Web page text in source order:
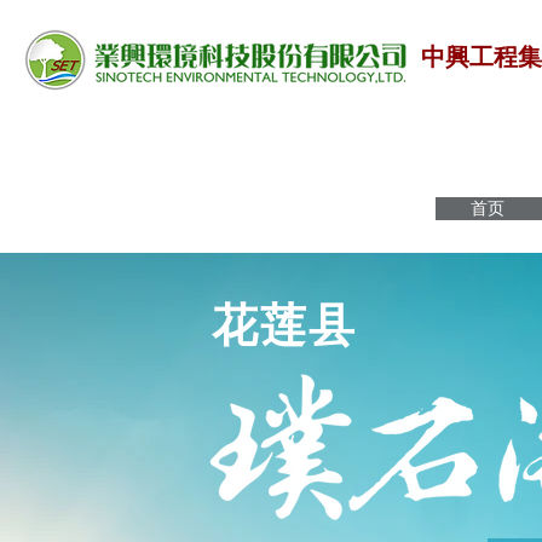
中興工程
首页
​​花莲县